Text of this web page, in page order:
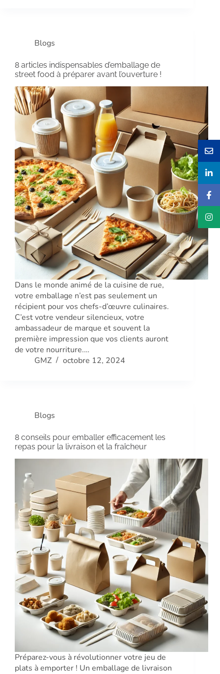
Blogs
8 articles indispensables d’emballage de
street food à préparer avant l’ouverture !
Dans le monde animé de la cuisine de rue,
votre emballage n’est pas seulement un
récipient pour vos chefs-d’œuvre culinaires.
C’est votre vendeur silencieux, votre
ambassadeur de marque et souvent la
première impression que vos clients auront
de votre nourriture.…
GMZ
octobre 12, 2024
Blogs
8 conseils pour emballer efficacement les
repas pour la livraison et la fraîcheur
Préparez-vous à révolutionner votre jeu de
plats à emporter ! Un emballage de livraison